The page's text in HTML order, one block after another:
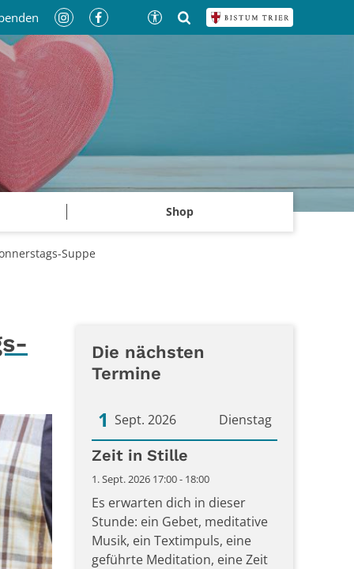
Shop
Suppe
Die nächsten
Termine
Dienstag
1 Sept. 2026
Datum: 1. September 2026
Zeit in Stille
1. Sept. 2026 17:00 - 18:00
Es erwarten dich in dieser
Stunde: ein Gebet, meditative
Musik, ein Textimpuls, eine
geführte Meditation, eine Zeit